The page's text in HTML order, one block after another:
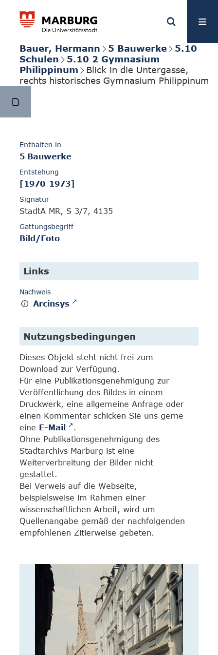
Bauer, Hermann 5 Bauwerke
5.10
Schulen
5.10 2 Gymnasium
Philippinum
Blick in die Untergasse,
rechts historisches Gymnasium Philippinum
Enthalten in
5 Bauwerke
Entstehung
[1970-1973]
Signatur
StadtA MR, S 3/7, 4135
Gattungsbegriff
Bild/Foto
Links
Nachweis
Arcinsys
Nutzungsbedingungen
Dieses Objekt steht nicht frei zum
Download zur Verfügung.
Für eine Publikationsgenehmigung zur
Veröffentlichung des Bildes in einem
Druckwerk, eine allgemeine Anfrage oder
einen Kommentar schicken Sie uns gerne
eine E-Mail
.
Ohne Publikationsgenehmigung des
Stadtarchivs Marburg ist eine
Weiterverbreitung der Bilder nicht
gestattet.
Bei Verweis auf die Webseite,
beispielsweise im Rahmen einer
wissenschaftlichen Arbeit, wird um
Quellenangabe gemäß der nachfolgenden
empfohlenen Zitierweise gebeten.